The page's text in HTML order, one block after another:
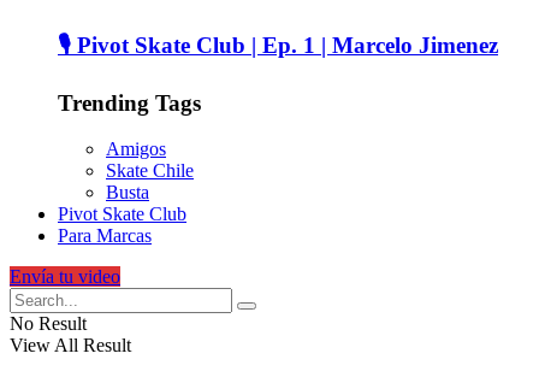
🎙️ Pivot Skate Club | Ep. 1 | Marcelo Jimenez
Trending Tags
Amigos
Skate Chile
Busta
Pivot Skate Club
Para Marcas
Envía tu video
No Result
View All Result